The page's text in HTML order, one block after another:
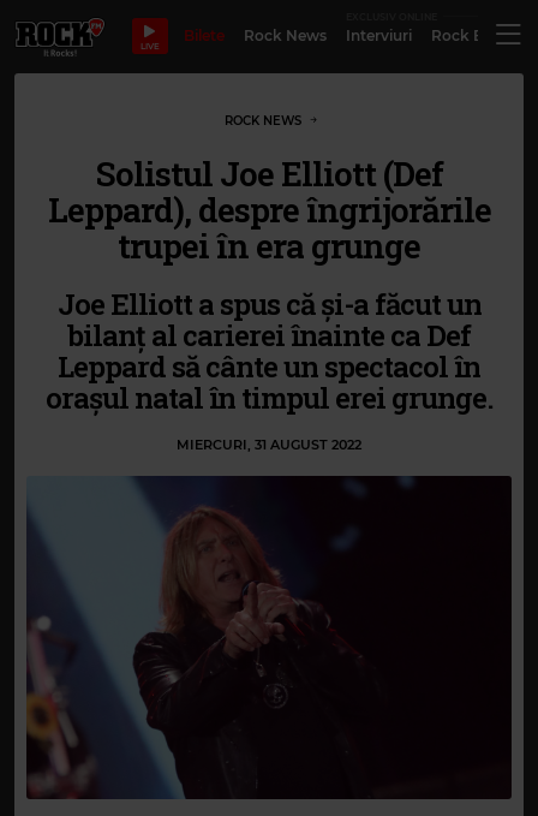
LIVE
Bilete Rock News Interviuri Rock
ROCK NEWS
Solistul Joe Elliott (Def
Leppard), despre îngrijorările
trupei în era grunge
Joe Elliott a spus că și-a făcut un
bilanț al carierei înainte ca Def
Leppard să cânte un spectacol în
orașul natal în timpul erei grunge.
MIERCURI, 31 AUGUST 2022